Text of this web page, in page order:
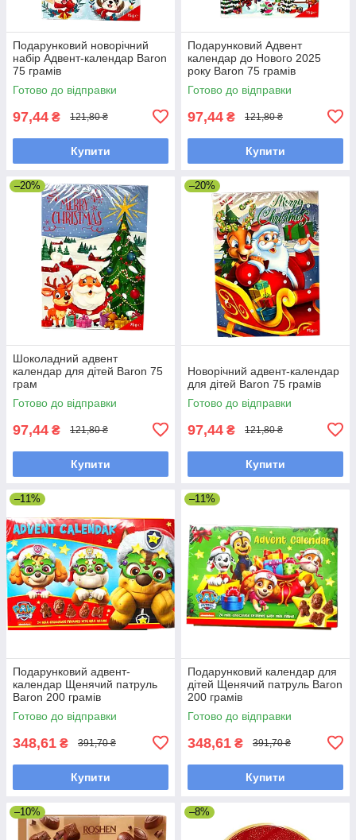
Подарунковий новорічний
набір Адвент-календар Baron
75 грамів
Готово до відправки
97,44 ₴ 121,80 ₴
Купити
Подарунковий Адвент
календар до Нового 2025
року Baron 75 грамів
Готово до відправки
97,44 ₴ 121,80 ₴
Купити
–20%
Шоколадний адвент
календар для дітей Baron 75
грам
Готово до відправки
97,44 ₴ 121,80 ₴
Купити
–20%
Новорічний адвент-календар
для дітей Baron 75 грамів
Готово до відправки
97,44 ₴ 121,80 ₴
Купити
–11%
Подарунковий адвент-
календар Щенячий патруль
Baron 200 грамів
Готово до відправки
348,61 ₴ 391,70 ₴
Купити
–11%
Подарунковий календар для
дітей Щенячий патруль Baron
200 грамів
Готово до відправки
348,61 ₴ 391,70 ₴
Купити
–10% –8%